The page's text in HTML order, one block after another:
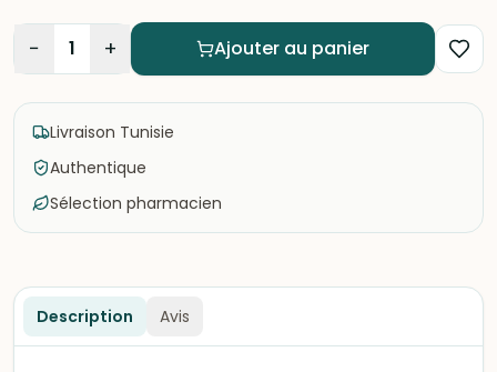
− 1 + Ajouter au panier
Livraison Tunisie
Authentique
Sélection pharmacien
Description Avis